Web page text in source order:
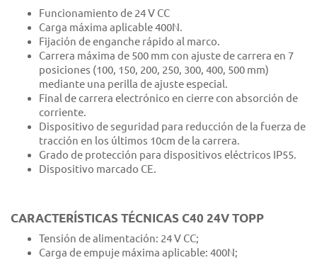
Funcionamiento de 24 V CC
Carga máxima aplicable 400N.
Fijación de enganche rápido al marco.
Carrera máxima de 500 mm con ajuste de carrera en 7
posiciones (100, 150, 200, 250, 300, 400, 500 mm)
mediante una perilla de ajuste especial.
Final de carrera electrónico en cierre con absorción de
corriente.
Dispositivo de seguridad para reducción de la fuerza de
tracción en los últimos 10cm de la carrera.
Grado de protección para dispositivos eléctricos IP55.
Dispositivo marcado CE.
CARACTERÍSTICAS TÉCNICAS C40 24V TOPP
Tensión de alimentación: 24 V CC;
Carga de empuje máxima aplicable: 400N;